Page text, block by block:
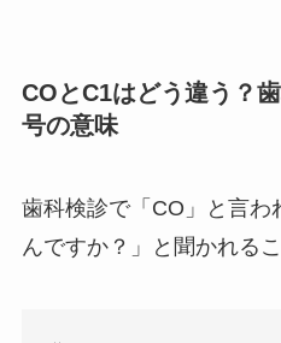
COとC1はどう違う？
号の意味
歯科検診で「CO」と言わ
んですか？」と聞かれる